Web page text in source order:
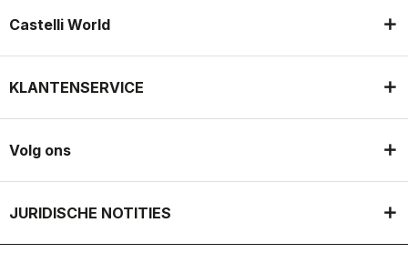
Castelli World
KLANTENSERVICE
Volg ons
JURIDISCHE NOTITIES